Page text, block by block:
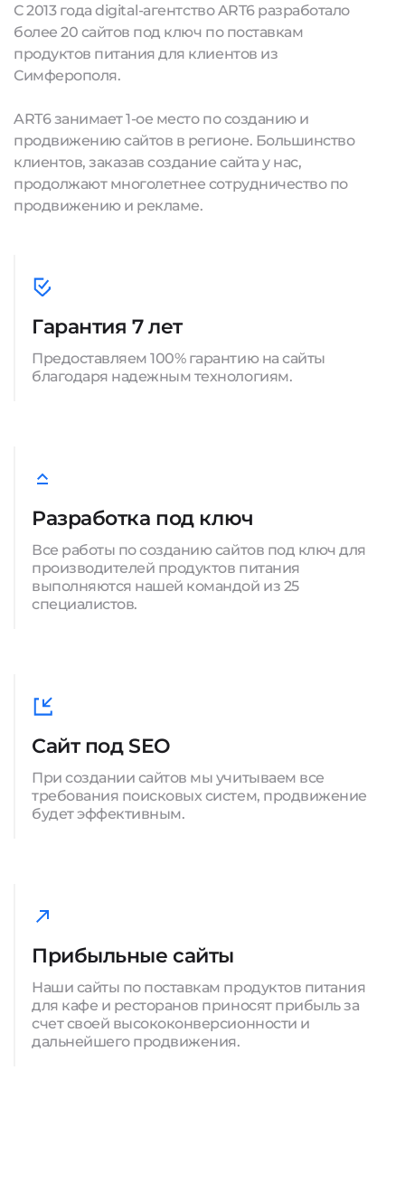
С 2013 года digital-агентство ART6 разработало
более 20 сайтов под ключ по поставкам
продуктов питания для клиентов из
Симферополя.
ART6 занимает 1-ое место по созданию и
продвижению сайтов в регионе. Большинство
клиентов, заказав создание сайта у нас,
продолжают многолетнее сотрудничество по
продвижению и рекламе.
Гарантия 7 лет
Предоставляем 100% гарантию на сайты
благодаря надежным технологиям.
Разработка под ключ
Все работы по созданию сайтов под ключ для
производителей продуктов питания
выполняются нашей командой из 25
специалистов.
Сайт под SEO
При создании сайтов мы учитываем все
требования поисковых систем, продвижение
будет эффективным.
Прибыльные сайты
Наши сайты по поставкам продуктов питания
для кафе и ресторанов приносят прибыль за
счет своей высококонверсионности и
дальнейшего продвижения.